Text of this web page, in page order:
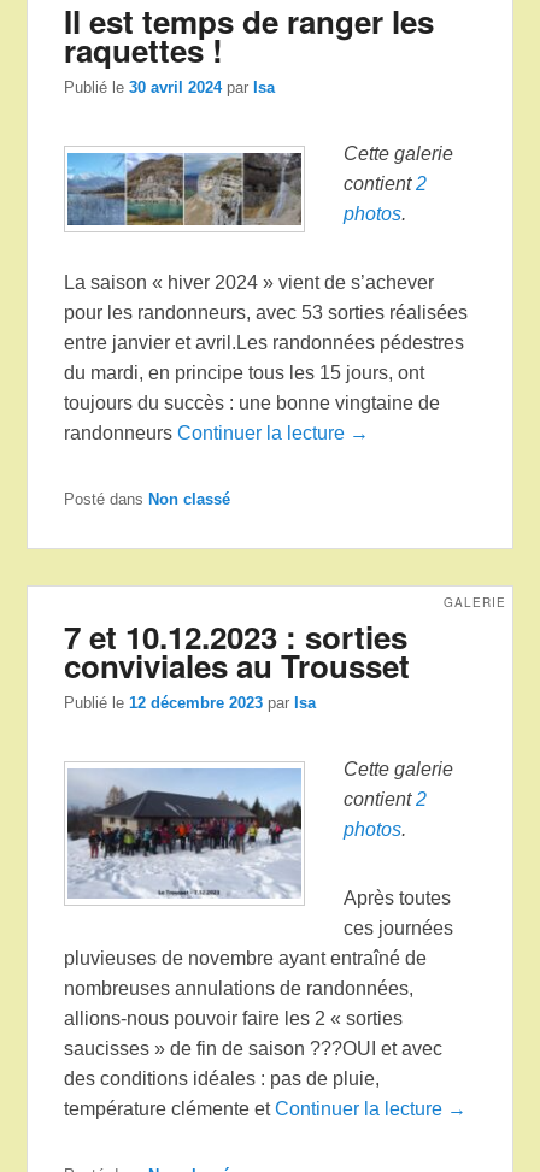
Il est temps de ranger les
raquettes !
Publié le30 avril 2024 par Isa
Cette galerie
contient2
photos.
La saison « hiver 2024 » vient de s’achever
pour les randonneurs, avec 53 sorties réalisées
entre janvier et avril.Les randonnées pédestres
du mardi, en principe tous les 15 jours, ont
toujours du succès : une bonne vingtaine de
randonneursContinuer la lecture →
Posté dans Non classé
7 et 10.12.2023 : sorties
conviviales au Trousset
GALERIE
Publié le12 décembre 2023 parIsa
Cette galerie
contient2
photos.
Après toutes
ces journées
pluvieuses de novembre ayant entraîné de
nombreuses annulations de randonnées,
allions-nous pouvoir faire les 2 « sorties
saucisses » de fin de saison ???OUI et avec
des conditions idéales : pas de pluie,
température clémente etContinuer la lecture →